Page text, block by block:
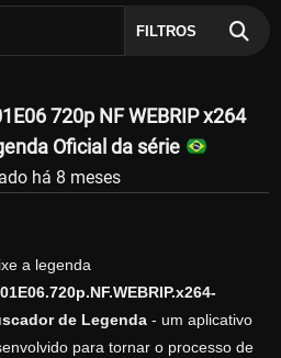
FILTROS
720p NF WEBRIP x264
Oficial da série
há 8 meses
a legenda
de Legenda- um aplicativo
para tornar o processo de